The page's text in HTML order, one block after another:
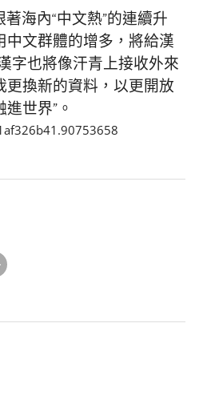
海內“中文熱”的連續升
中文群體的增多，將給漢
字也將像汗青上接收外來
更換新的資料，以更開放
世界”。